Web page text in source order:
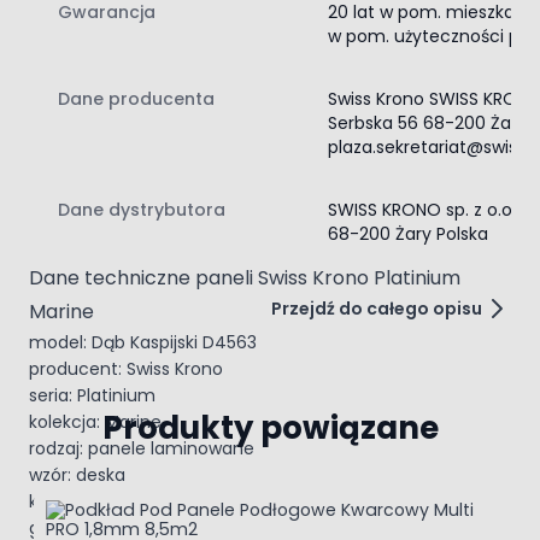
podłogowym, co zwiększa funkcjonalność produktu w
panelem wodoodpornym. Z tego względu najlepiej
sprawdza się w pomieszczeniach suchych, w których
liczy się połączenie atrakcyjnego wyglądu z trwałością i
ma być nie tylko praktyczna, ale też stanowić ważny
Dane techniczne paneli Swiss Krono Platinium
Marine
model: Dąb Kaspijski D4563
producent: Swiss Krono
seria: Platinium
kolekcja: Marine
rodzaj: panele laminowane
wzór: deska
kolorystyka: jasny dąb
grubość: 10 mm
Gwarancja
20 lat w pom.
w pom. użyteczności
Dane producenta
Swiss Krono SWISS
Serbska 56 68-200 Żary
Dane dystrybutora
SWISS KRONO sp. z o.o
68-200 Żary Polska
Przejdź do całego opisu
Produkty powiązane
Navigating through the elements of the carousel is
Press to skip carousel
Press to go to carousel navigation